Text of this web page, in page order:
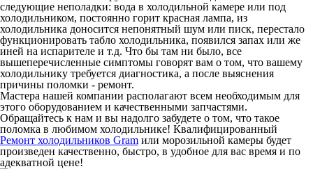
следующие неполадки: вода в холодильной камере или под
холодильником, постоянно горит красная лампа, из
холодильника доносится непонятный шум или писк, перестало
функционировать табло холодильника, появился запах или же
иней на испарителе и т.д. Что бы там ни было, все
вышеперечисленные симптомы говорят вам о том, что вашему
холодильнику требуется диагностика, а после выяснения
причины поломки - ремонт.
Мастера нашей компании располагают всем необходимым для
этого оборудованием и качественными запчастями.
Обращайтесь к нам и вы надолго забудете о том, что такое
поломка в любимом холодильнике! Квалифицированный
Ремонт холодильников Gram или морозильной камеры будет
произведен качественно, быстро, в удобное для вас время и по
адекватной цене!